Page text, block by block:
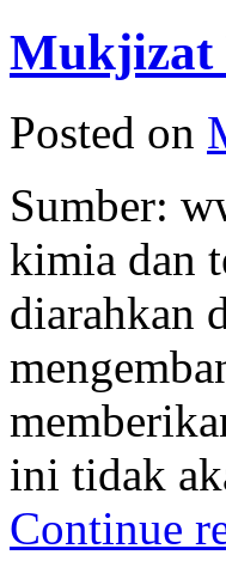
Mukjizat
Posted on
Sumber:
kimia dan
diarahkan
ini tidak
Continue